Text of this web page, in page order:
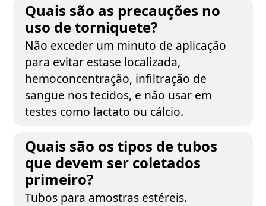
Quais são as precauções no
uso de torniquete?
Não exceder um minuto de aplicação
para evitar estase localizada,
hemoconcentração, infiltração de
sangue nos tecidos, e não usar em
testes como lactato ou cálcio.
Quais são os tipos de tubos
que devem ser coletados
primeiro?
Tubos para amostras estéreis.